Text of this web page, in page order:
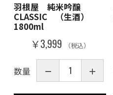
羽根屋 純米吟醸
CLASSIC （生酒）
1800ml
￥3,999 （税込）
数量